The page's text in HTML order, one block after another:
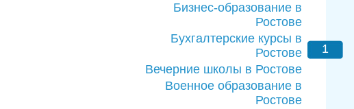
Бизнес-образование в
Ростове
Бухгалтерские курсы в
Ростове
Вечерние школы в Ростове
Военное образование в
Ростове
1